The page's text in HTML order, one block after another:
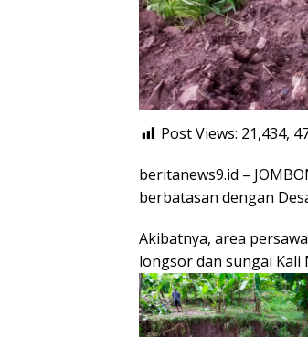
Post Views: 21,434,
beritanews9.id –
berbatasan dengan
Akibatnya, area
longsor dan sungai